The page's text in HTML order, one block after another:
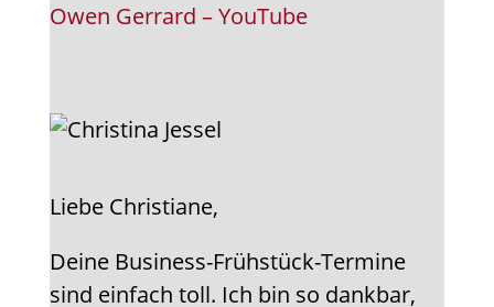
Owen Gerrard – YouTube
Liebe Christiane,
Deine Business-Frühstück-Termine
sind einfach toll. Ich bin so dankbar,